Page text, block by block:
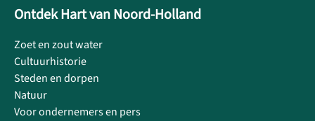
Ontdek Hart van Noord-Holland
Zoet en zout water
Cultuurhistorie
Steden en dorpen
Natuur
Voor ondernemers en pers